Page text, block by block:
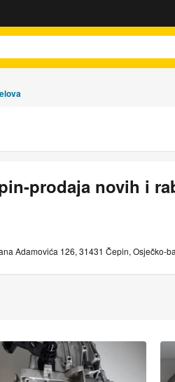
prodaja novih i
Adamovića 126, 31431 Čepin, Osječko-